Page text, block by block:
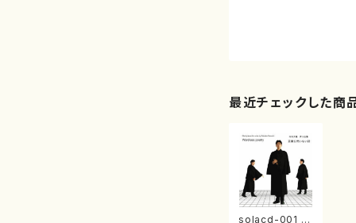
最近チェックした商
solacd-001 言